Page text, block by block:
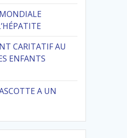
CARITATIF AU
ENFANTS
A UN